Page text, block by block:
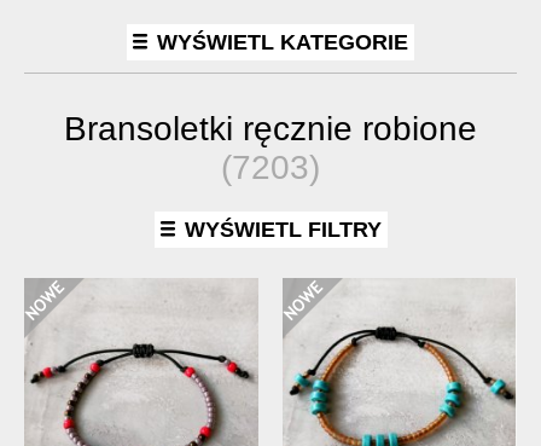
WYŚWIETL KATEGORIE
Bransoletki ręcznie robione
(7203)
WYŚWIETL FILTRY